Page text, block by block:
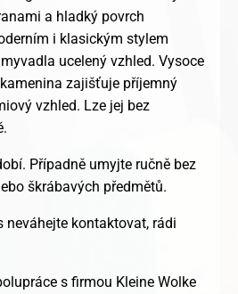
a hladký povrch
i klasickým stylem
ucelený vzhled. Vysoce
zajišťuje příjemný
vzhled. Lze jej bez
Případně umyjte ručně bez
škrábavých předmětů.
neváhejte kontaktovat, rádi
s firmou Kleine Wolke